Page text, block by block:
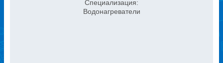
Специализация:
Водонагреватели